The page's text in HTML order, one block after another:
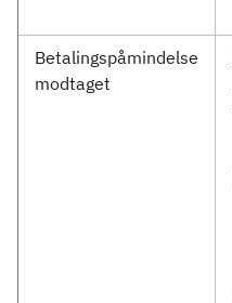
Betalingspåmindelse
modtaget